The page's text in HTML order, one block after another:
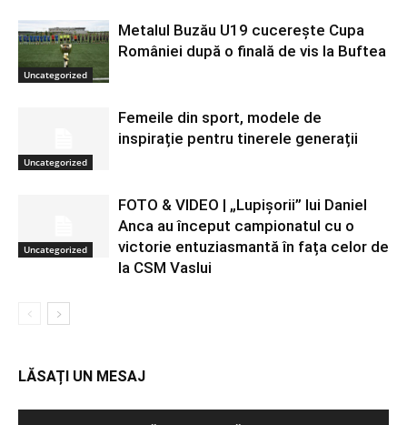
Uncategorized
Metalul Buzău U19 cucerește Cupa
României după o finală de vis la Buftea
Uncategorized
Femeile din sport, modele de
inspirație pentru tinerele generații
Uncategorized
FOTO & VIDEO | „Lupișorii” lui Daniel
Anca au început campionatul cu o
victorie entuziasmantă în fața celor de
la CSM Vaslui
LĂSAȚI UN MESAJ